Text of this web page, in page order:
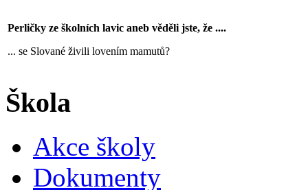
Perličky ze školních lavic aneb věděli jste, že ....
... se Slované živili lovením mamutů?
Škola
Akce školy
Dokumenty